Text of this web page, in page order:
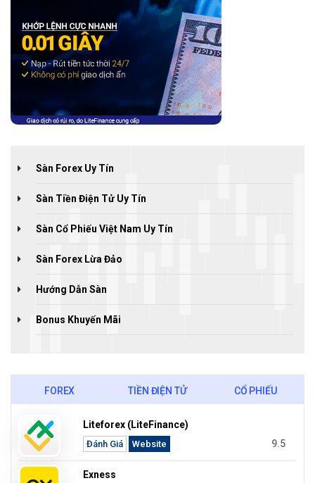
Sàn Forex Uy Tín
Sàn Tiền Điện Tử Uy Tín
Sàn Cổ Phiếu Việt Nam Uy Tín
Sàn Forex Lừa Đảo
Hướng Dẫn Sàn
Bonus Khuyến Mãi
FOREX TIỀN ĐIỆN TỬ CỔ PHIẾU
Liteforex (LiteFinance)
Đánh Giá Website 9.5
Exness